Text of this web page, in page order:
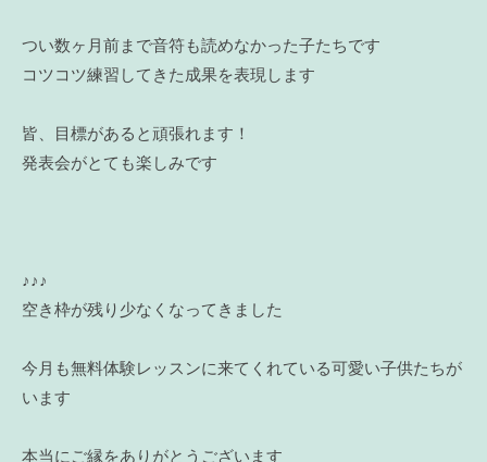
つい数ヶ月前まで音符も読めなかった子たちです
コツコツ練習してきた成果を表現します
皆、目標があると頑張れます！
発表会がとても楽しみです
♪♪♪
空き枠が残り少なくなってきました
今月も無料体験レッスンに来てくれている可愛い子供たちが
います
本当にご縁をありがとうございます